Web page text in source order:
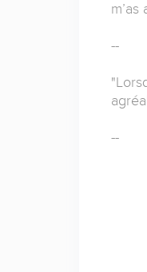
--
--